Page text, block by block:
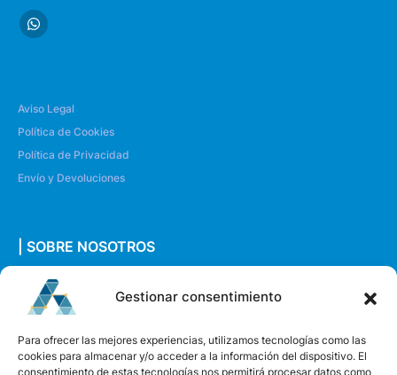
Gestionar consentimiento
Para ofrecer las mejores experiencias, utilizamos tecnologías como las
cookies para almacenar y/o acceder a la información del dispositivo. El
consentimiento de estas tecnologías nos permitirá procesar datos como
Aviso Legal
Política de Cookies
Política de Privacidad
Envío y Devoluciones
| SOBRE NOSOTROS
Quiénes somos
Envíanos un mensaje